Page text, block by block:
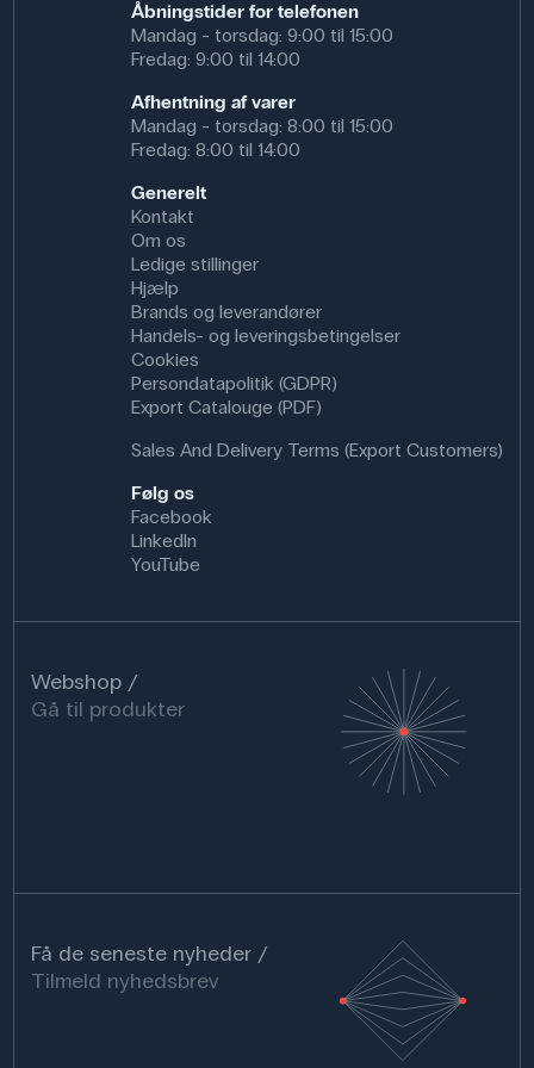
Specifikationer
Åbningstider for telefonen
Mandag - torsdag: 9:00 til 15:00
Fredag: 9:00 til 14:00
Afhentning af varer
Mandag - torsdag: 8:00 til 15:00
Fredag: 8:00 til 14:00
Generelt
Kontakt
Om os
Ledige stillinger
Hjælp
Brands og leverandører
Handels- og leveringsbetingelser
Cookies
Persondatapolitik (GDPR)
Export Catalouge (PDF)
Sales And Delivery Terms (Export Customers)
Følg os
Facebook
LinkedIn
YouTube
Webshop
Gå til produkter
Få de seneste nyheder
Tilmeld nyhedsbrev